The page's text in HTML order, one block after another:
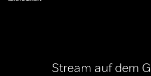
Stream auf dem